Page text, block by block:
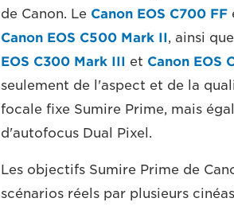
de Canon. Le Canon EOS C700 FF
Canon EOS C500 Mark II, ainsi
EOS C300 Mark III et Canon EOS
seulement de l'aspect et de la
focale fixe Sumire Prime, mais
d'autofocus Dual Pixel.
Les objectifs Sumire Prime de
scénarios réels par plusieurs